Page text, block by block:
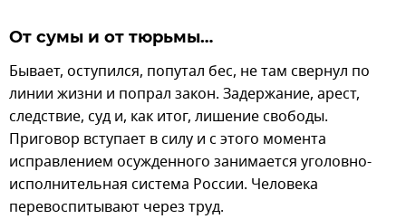
От сумы и от тюрьмы…
Бывает, оступился, попутал бес, не там свернул по
линии жизни и попрал закон. Задержание, арест,
следствие, суд и, как итог, лишение свободы.
Приговор вступает в силу и с этого момента
исправлением осужденного занимается уголовно-
исполнительная система России. Человека
перевоспитывают через труд.